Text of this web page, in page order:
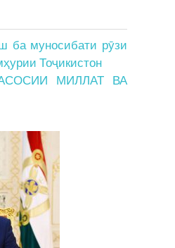
ба муносибати рӯзи
Тоҷикистон
МИЛЛАТ ВА